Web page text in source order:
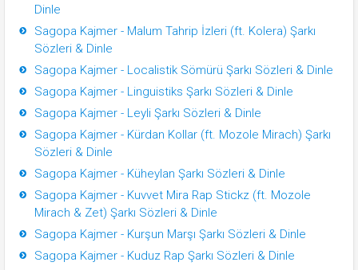
Dinle
Sagopa Kajmer - Malum Tahrip İzleri (ft. Kolera) Şarkı
Sözleri & Dinle
Sagopa Kajmer - Localistik Sömürü Şarkı Sözleri & Dinle
Sagopa Kajmer - Linguistiks Şarkı Sözleri & Dinle
Sagopa Kajmer - Leyli Şarkı Sözleri & Dinle
Sagopa Kajmer - Kürdan Kollar (ft. Mozole Mirach) Şarkı
Sözleri & Dinle
Sagopa Kajmer - Küheylan Şarkı Sözleri & Dinle
Sagopa Kajmer - Kuvvet Mira Rap Stickz (ft. Mozole
Mirach & Zet) Şarkı Sözleri & Dinle
Sagopa Kajmer - Kurşun Marşı Şarkı Sözleri & Dinle
Sagopa Kajmer - Kuduz Rap Şarkı Sözleri & Dinle